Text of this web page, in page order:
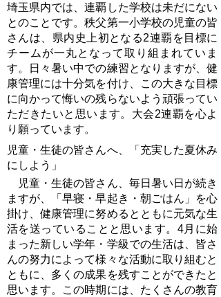
埼玉県内では、連覇した学校は未だにない
とのことです。秩父第一小学校の児童の皆
さんは、県内史上初となる2連覇を目標に
チームが一丸となって取り組まれていま
す。日々暑い中での練習となりますが、健
康管理には十分気を付け、この大きな目標
に向かって悔いの残らないよう頑張ってい
ただきたいと思います。大会2連覇を心よ
り願っています。
児童・生徒の皆さんへ、「充実した夏休み
にしよう」
児童・生徒の皆さん、毎日暑い日が続き
ますが、「早寝・早起き・朝ごはん」を心
掛け、健康管理に努めるとともに元気な生
活を送っていることと思います。4月に始
まった新しい学年・学級での生活は、皆さ
んの努力によって様々な活動に取り組むと
ともに、多くの成果を残すことができたと
思います。この時期には、たくさんの教育